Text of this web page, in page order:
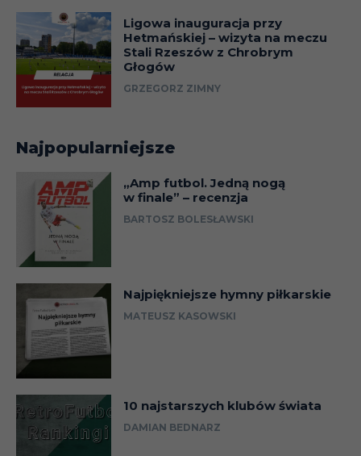
Ligowa inauguracja przy
Hetmańskiej – wizyta na meczu
Stali Rzeszów z Chrobrym
Głogów
GRZEGORZ ZIMNY
Najpopularniejsze
„Amp futbol. Jedną nogą
w finale” – recenzja
BARTOSZ BOLESŁAWSKI
Najpiękniejsze hymny piłkarskie
MATEUSZ KASOWSKI
10 najstarszych klubów świata
DAMIAN BEDNARZ